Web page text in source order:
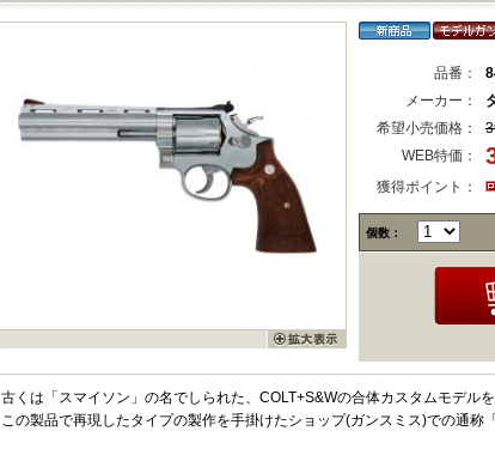
品番：
メーカー：
希望小売価格：
WEB特価：
獲得ポイント：
個数：
古くは「スマイソン」の名でしられた、COLT+S&Wの合体カスタムモデル
この製品で再現したタイプの製作を手掛けたショップ(ガンスミス)での通称